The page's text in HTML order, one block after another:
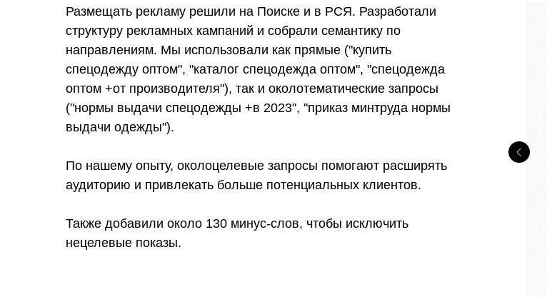
Размещать рекламу решили на Поиске и в РСЯ. Разработали
структуру рекламных кампаний и собрали семантику по
направлениям. Мы использовали как прямые ("купить
спецодежду оптом", "каталог спецодежда оптом", "спецодежда
оптом +от производителя"), так и околотематические запросы
("нормы выдачи спецодежды +в 2023", "приказ минтруда нормы
выдачи одежды").
По нашему опыту, околоцелевые запросы помогают расширять
аудиторию и привлекать больше потенциальных клиентов.
Также добавили около 130 минус-слов, чтобы исключить
нецелевые показы.